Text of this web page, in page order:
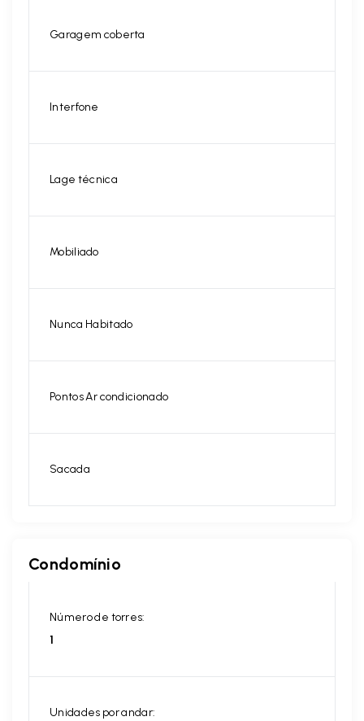
Garagem coberta
Interfone
Lage técnica
Mobiliado
Nunca Habitado
Pontos Ar condicionado
Sacada
Condomínio
Número de torres:
1
Unidades por andar: